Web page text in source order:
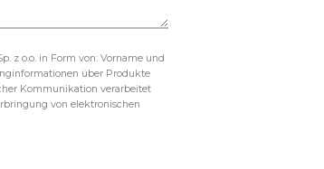
z o.o. in Form von: Vorname und
über Produkte
Kommunikation verarbeitet
von elektronischen